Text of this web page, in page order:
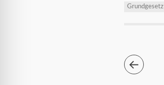
Grundgesetz